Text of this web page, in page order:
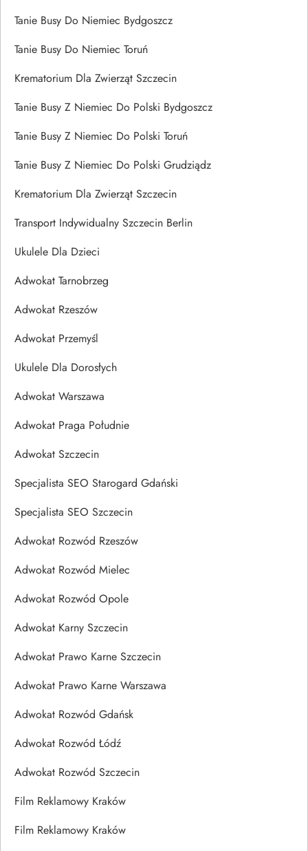
Tanie Busy Do Niemiec Bydgoszcz
Tanie Busy Do Niemiec Toruń
Krematorium Dla Zwierząt Szczecin
Tanie Busy Z Niemiec Do Polski Bydgoszcz
Tanie Busy Z Niemiec Do Polski Toruń
Tanie Busy Z Niemiec Do Polski Grudziądz
Krematorium Dla Zwierząt Szczecin
Transport Indywidualny Szczecin Berlin
Ukulele Dla Dzieci
Adwokat Tarnobrzeg
Adwokat Rzeszów
Adwokat Przemyśl
Ukulele Dla Dorosłych
Adwokat Warszawa
Adwokat Praga Południe
Adwokat Szczecin
Specjalista SEO Starogard Gdański
Specjalista SEO Szczecin
Adwokat Rozwód Rzeszów
Adwokat Rozwód Mielec
Adwokat Rozwód Opole
Adwokat Karny Szczecin
Adwokat Prawo Karne Szczecin
Adwokat Prawo Karne Warszawa
Adwokat Rozwód Gdańsk
Adwokat Rozwód Łódź
Adwokat Rozwód Szczecin
Film Reklamowy Kraków
Film Reklamowy Kraków